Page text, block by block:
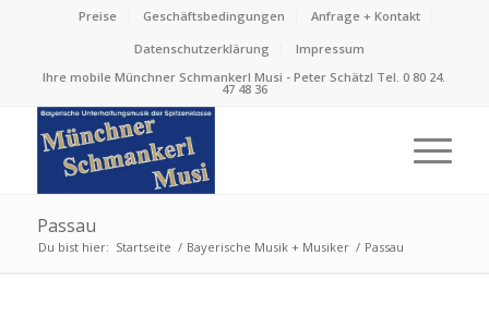
Preise Geschäftsbedingungen
Anfrage + Kontakt
Datenschutzerklärung
Impressum
Ihre mobile Münchner Schmankerl Musi - Peter Schätzl Tel. 0 80 24.
47 48 36
Passau
Du bist hier: Startseite / Bayerische Musik + Musiker / Passau